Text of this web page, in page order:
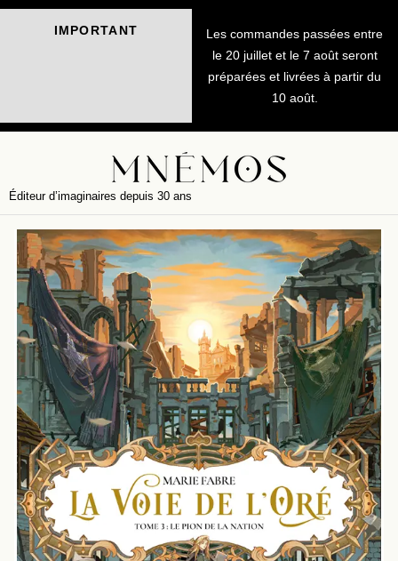
IMPORTANT
Les commandes passées entre
le 20 juillet et le 7 août seront
préparées et livrées à partir du
10 août.
Éditeur d’imaginaires depuis 30 ans